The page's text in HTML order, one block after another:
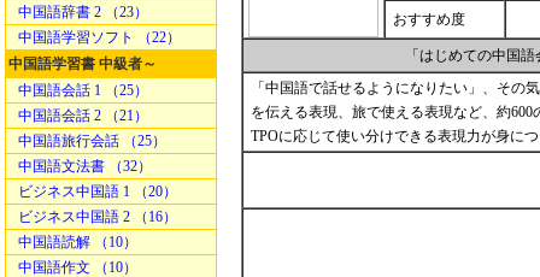
中国語辞書 2 （23）
中国語学習ソフト （22）
中国語学習書 中級者～
中国語会話 1 （25）
中国語会話 2 （21）
中国語旅行会話 （25）
中国語文法書 （32）
ビジネス中国語 1 （20）
ビジネス中国語 2 （16）
中国語読解 （10）
中国語作文 （10）
おすすめ度
「はじめての中国
「中国語で話せるようになりたい」、その
を伝える表現、旅で使える表現など、約
TPOに応じて使い分けできる表現力が身に